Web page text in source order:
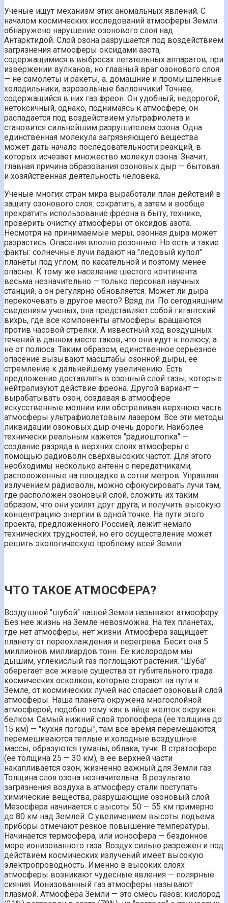
Ученые ищут механизм этих аномальных явлений. С
началом космических исследований атмосферы Земли
обнаружено нарушение озонового слоя над
Антарктидой. Слой озона разрушается под воздействием
загрязнения атмосферы оксидами азота,
содержащимися в выбросах летательных аппаратов, при
извержении вулканов, но главный враг озонового слоя
— не самолеты и ракеты, а. домашние и промышленные
холодильники, аэрозольные баллончики! Точнее,
содержащийся в них газ фреон. Он удобный, недорогой,
нетоксичный, однако, поднимаясь к атмосфере, он
распадается под воздействием ультрафиолета и
становится сильнейшим разрушителем озона. Одна
единственная молекула загрязняющего вещества
может дать начало последовательности реакций, в
которых исчезает множество молекул озона. Значит,
главная причина образования озоновых дыр — бытовая
и хозяйственная деятельность человека.
Ученые многих стран мира выработали план действий в
защиту озонового слоя: сократить, а затем и вообще
прекратить использование фреона в быту, технике,
проверить очистку атмосферы от оксидов азота.
Несмотря на принимаемые меры, озонная дыра может
разрастись. Опасения вполне резонные. Но есть и такие
факты: солнечные лучи падают на "ледовый купол"
планеты под углом, по касательной и поэтому менее
опасны. К тому же население шестого континента
весьма незначительно — только персонал научных
станций, а он регулярно обновляется. Может ли дыра
перекочевать в другое место? Вряд ли. По сегодняшним
сведениям ученых, она представляет собой гигантский
вихрь, где все компоненты атмосферы вращаются
против часовой стрелки. А известный ход воздушных
течений в данном месте таков, что они идут к полюсу, а
не от полюса. Таким образом, единственное серьезное
опасение вызывают масштабы озонной дыры, ее
стремление к дальнейшему увеличению. Есть
предложение доставлять в озонный слой газы, которые
нейтрализуют действие фреона. Другой вариант —
вырабатывать озон, создавая в атмосфере
искусственные молнии или обстреливая верхнюю часть
атмосферы ультрафиолетовым лазером. Все эти методы
ликвидации озоновых дыр очень дороги. Наиболее
технически реальным кажется "радиоштопка" —
создание разряда в верхних слоях атмосферы с
помощью радиоволн сверхвысоких частот. Для этого
необходимы несколько антенн с передатчиками,
расположенные на площадке в сотни метров. Управляя
излучением радиоволн, можно сфокусировать лучи там,
где расположен озоновый слой, сложить их таким
образом, что они усилят друг друга, и получить высокую
концентрацию энергии в одной точке. На пути этого
проекта, предложенного Россией, лежит немало
технических трудностей, но его осуществление может
решить экологическую проблему всей Земли.
ЧТО ТАКОЕ АТМОСФЕРА?
Воздушной "шубой" нашей Земли называют атмосферу.
Без нее жизнь на Земле невозможна. На тех планетах,
где нет атмосферы, нет жизни. Атмосфера защищает
планету от переохлаждения и перегрева. Бесит она 5
миллионов миллиардов тонн. Ее кислородом мы
дышим, углекислый газ поглощают растения. "Шуба"
оберегает все живые существа от губительного града
космических осколков, которые сгорают на пути к
Земле, от космических лучей нас спасает озоновый слой
атмосферы. Наша планета окружена многослойной
атмосферой, подобно тому как в яйце желток окружен
белком. Самый нижний слой тропосфера (ее толщина до
15 км) — "кухня погоды", там все время перемещаются,
перемешиваются теплые и холодные воздушные
массы, образуются туманы, облака, тучи. В стратосфере
(ее толщина 25 — 30 км), в ее верхней части
накапливается озон, жизненно важный для Земли газ.
Толщина слоя озона незначительна. В результате
загрязнения воздуха в атмосферу стали поступать
химические вещества, разрушающие озоновый слой.
Мезосфера начинается с высоты 50 — 55 км примерно
до 80 км над Землей. С увеличением высоты подъема
приборы отмечают резкое повышение температуры.
Начинается термосфера, или ионосфера — бездонное
море ионизованного газа. Воздух сильно разрежен и под
действием космических излучений имеет высокую
электропроводность. Именно в высоких слоях
атмосферы возникают чудесные явления — полярные
сияния. Ионизованный газ атмосферы называют
плазмой. Атмосфера Земли — это смесь газов: кислород